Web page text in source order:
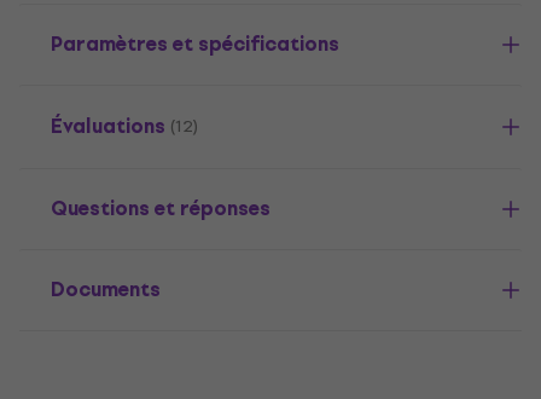
Paramètres et spécifications
Évaluations (12)
Questions et réponses
Documents